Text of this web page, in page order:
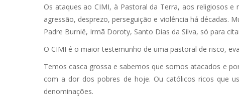
Os ataques ao CIMI, à Pastoral da Terra, aos religiosos
agressão, desprezo, perseguição e violência há décadas.
Padre Burniê, Irmã Doroty, Santo Dias da Silva, só para
O CIMI é o maior testemunho de uma pastoral de risco,
Temos casca grossa e sabemos que somos atacados e
com a dor dos pobres de hoje. Ou católicos ricos que
denominações.